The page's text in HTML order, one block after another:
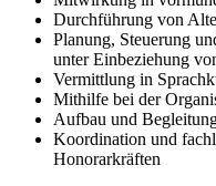
Durchführung von
Planung, Steuerung
unter Einbeziehung
Vermittlung in
Mithilfe bei der
Aufbau und
Koordination und
Honorarkräften